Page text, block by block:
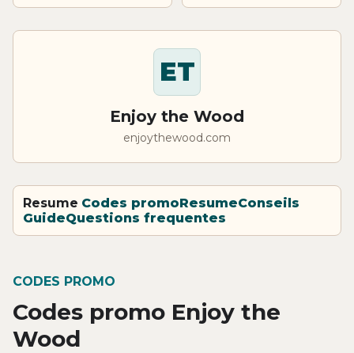
ET
Enjoy the Wood
enjoythewood.com
Resume Codes promoResumeConseils
GuideQuestions frequentes
CODES PROMO
Codes promo Enjoy the
Wood